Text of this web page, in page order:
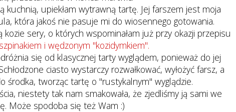
kuchnią, upiekłam wytrawną tartę. Jej farszem jest moja
która jakoś nie pasuje mi do wiosennego gotowania.
kozie sery, o których wspominałam już przy okazji przepisu
i wędzonym "kozidymkiem".
się od klasycznej tarty wyglądem, ponieważ do jej
ciasto wystarczy rozwałkować, wyłożyć farsz, a
środka, tworząc tartę o "rustykalnym" wyglądzie.
niestety tak nam smakowała, że zjedliśmy ją sami we
Może spodoba się też Wam :)